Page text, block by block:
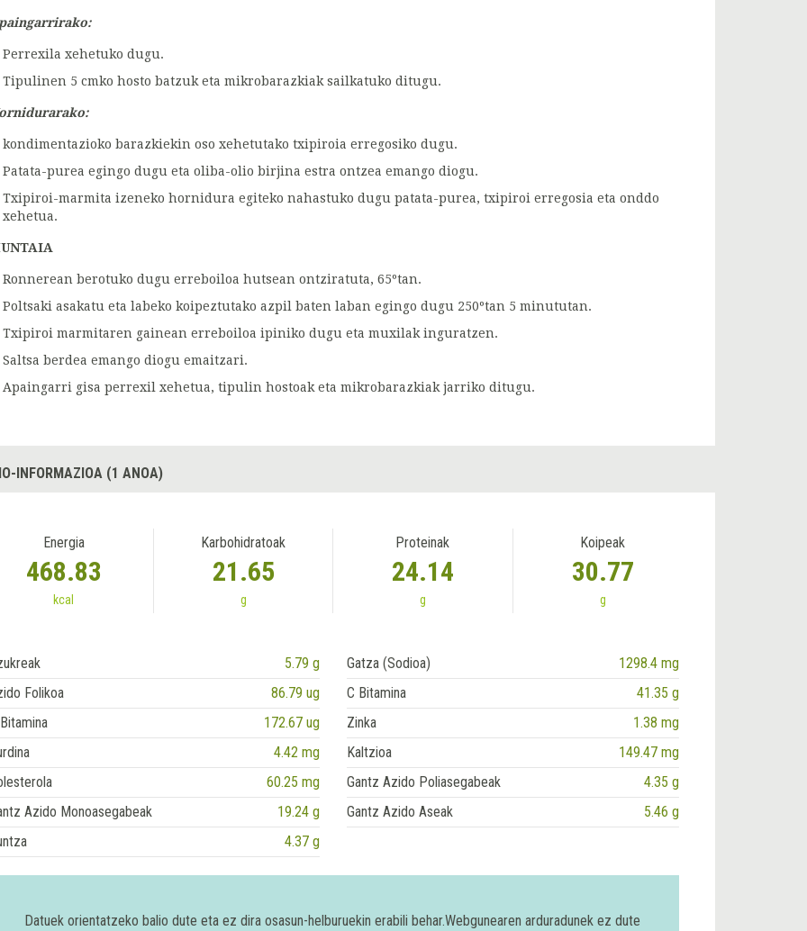
Perrexila xehetuko dugu.
Tipulinen 5 cmko hosto batzuk eta mikrobarazkiak sailkatuko ditugu.
kondimentazioko barazkiekin oso xehetutako txipiroia erregosiko dugu.
Patata-purea egingo dugu eta oliba-olio birjina estra ontzea emango diogu.
Txipiroi-marmita izeneko hornidura egiteko nahastuko dugu patata-purea, txipiroi erregosia eta onddo
xehetua.
Ronnerean berotuko dugu erreboiloa hutsean ontziratuta, 65ºtan.
Poltsaki asakatu eta labeko koipeztutako azpil baten laban egingo dugu 250ºtan 5 minututan.
Txipiroi marmitaren gainean erreboiloa ipiniko dugu eta muxilak inguratzen.
Saltsa berdea emango diogu emaitzari.
Apaingarri gisa perrexil xehetua, tipulin hostoak eta mikrobarazkiak jarriko ditugu.
INFORMAZIOA (1 ANOA)
Energia
468.83
kcal
Karbohidratoak
21.65
g
Proteinak
24.14
g
Koipeak
30.77
g
5.79 g Gatza (Sodioa)
1298.4 mg
Folikoa
86.79 ug C Bitamina
41.35 g
172.67 ug Zinka
1.38 mg
4.42 mg Kaltzioa
149.47 mg
60.25 mg Gantz Azido Poliasegabeak
4.35 g
Azido Monoasegabeak
19.24 g Gantz Azido Aseak
5.46 g
4.37 g
Datuek orientatzeko balio dute eta ez dira osasun-helburuekin erabili behar.Webgunearen arduradunek ez dute